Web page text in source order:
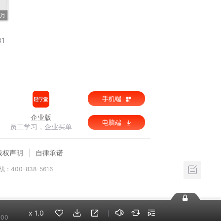
x 1.0
企业版
员工学习，企业买单
手机端
电脑端
权声明 自律承诺
：400-838-5616